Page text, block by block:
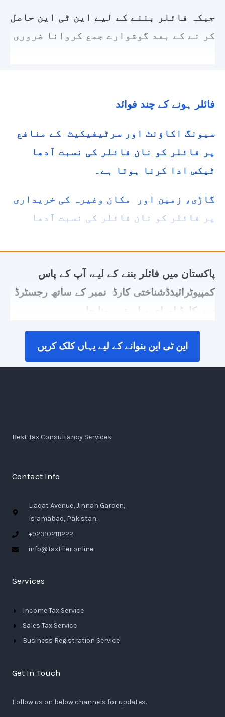
جبکہ فائلر بننے کے لیے این ٹی این حاصل
کر نے کے بعد گوشوارے جمع کروانا ضروری
فائلر ہونے کے چند فوائد
سیونگ اکاؤنٹ اور سرٹیفیکیٹ کے منافع
پر فائلر کو نان فائلر کی نسبت آدھا
ٹیکس ادا کرنا ہوتا ہے۔
گاڑی، زمین اور مکان وغیرہ کی خریداری
پر فائلر کو نان فائلر کی نسبت آدھا
بنک سے کسی بھی طرح کے قرضے اورویزا کے
پاکستان میں فائلر بننے کے لیے، آپ کے پاس
کمپیوٹرائیذڈشناختی کارڈ نمبر کے ساتھ رجسٹرڈ
سم کارڈ اورای میل پتہ ہونا چاہیے۔
این ٹی این بنوانے کے لیے یہاں کلک کریں
Best Tax Consultancy Services
Contact Info
Liaqat Avenue, Jinnah Garden,
Islamabad, Pakistan.
+923102111222
info@TaxFiler.online
Services
Income Tax Service
Sales Tax Service
Business Registration Service
Get In Touch
Follow us on below channels for updates.